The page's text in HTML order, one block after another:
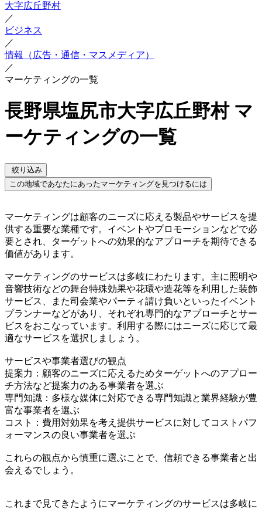
大字広丘野村
／
ビジネス
／
情報（広告・通信・マスメディア）
／
マーケティングの一覧
長野県塩尻市大字広丘野村 マ
ーケティングの一覧
絞り込み
この地域であなたにあったマーケティングを見つけるには
マーケティングは顧客のニーズに応える製品やサービスを提
供する重要な業種です。イベントやプロモーションなどで必
要とされ、ターゲットへの効果的なアプローチを期待できる
価値があります。
マーケティングのサービスは多岐にわたります。主に照明や
音響技術などの舞台特殊効果や花環や造花等を利用した装飾
サービス、また司会業やパーティ請け負いといったイベント
プランナーなどがあり、それぞれ専門的なアプローチとサー
ビスをおこなっています。利用する際にはニーズに応じて最
適なサービスを選択しましょう。
サービスや事業者選びの観点
提案力：顧客のニーズに応えるためターゲットへのアプロー
チ方法など提案力のある事業者を選ぶ
専門知識：多様な媒体に対応できる専門知識と業界経験が豊
富な事業者を選ぶ
コスト：費用対効果を考え提供サービスに対してコストパフ
ォーマンスの良い事業者を選ぶ
これらの観点から慎重に選ぶことで、信頼できる事業者と出
会えるでしょう。
これまで見てきたようにマーケティングのサービスは多岐に